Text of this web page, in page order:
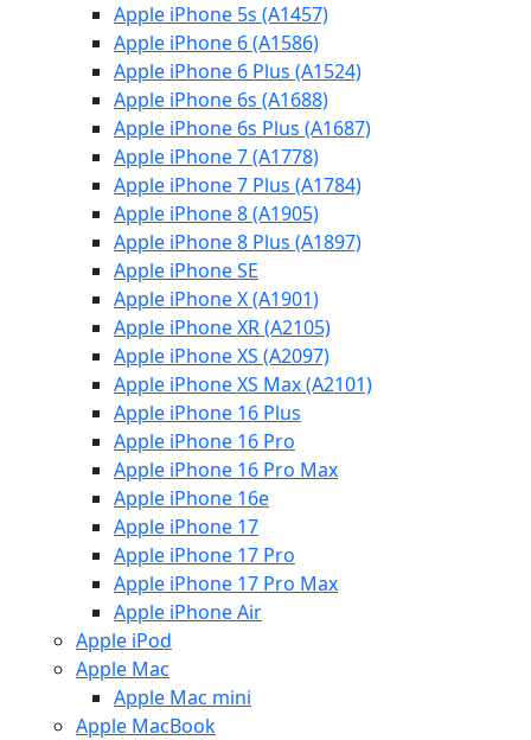
Apple iPhone 5s (A1457)
Apple iPhone 6 (A1586)
Apple iPhone 6 Plus (A1524)
Apple iPhone 6s (A1688)
Apple iPhone 6s Plus (A1687)
Apple iPhone 7 (A1778)
Apple iPhone 7 Plus (A1784)
Apple iPhone 8 (A1905)
Apple iPhone 8 Plus (A1897)
Apple iPhone SE
Apple iPhone X (A1901)
Apple iPhone XR (A2105)
Apple iPhone XS (A2097)
Apple iPhone XS Max (A2101)
Apple iPhone 16 Plus
Apple iPhone 16 Pro
Apple iPhone 16 Pro Max
Apple iPhone 16e
Apple iPhone 17
Apple iPhone 17 Pro
Apple iPhone 17 Pro Max
Apple iPhone Air
Apple iPod
Apple Mac
Apple Mac mini
Apple MacBook